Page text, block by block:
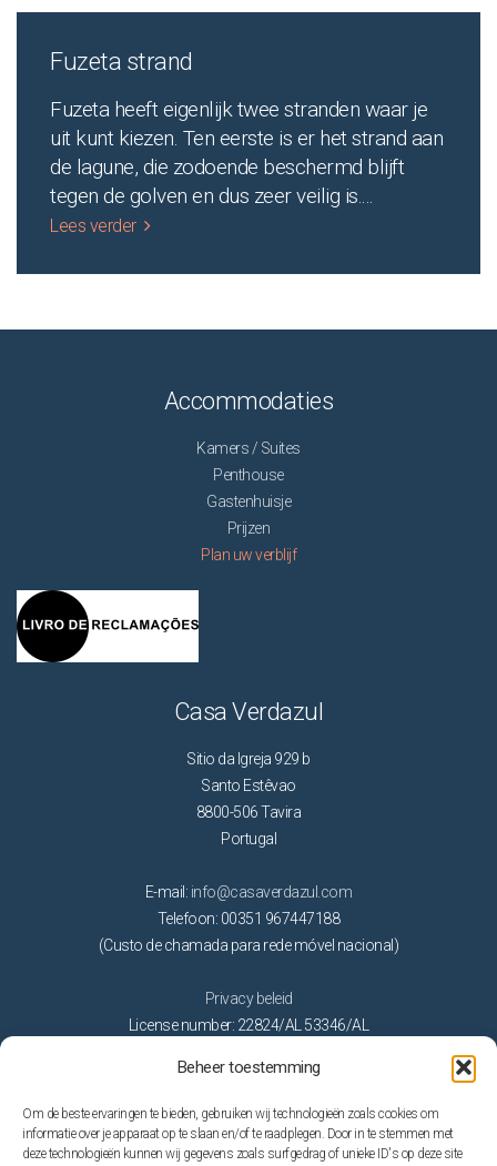
Beheer toestemming
Om de beste ervaringen te bieden, gebruiken wij technologieën zoals cookies om
informatie over je apparaat op te slaan en/of te raadplegen. Door in te stemmen met
deze technologieën kunnen wij gegevens zoals surfgedrag of unieke ID's op deze site
Fuzeta strand
Fuzeta heeft eigenlijk twee stranden waar je
uit kunt kiezen. Ten eerste is er het strand aan
de lagune, die zodoende beschermd blijft
tegen de golven en dus zeer veilig is.
Lees verder
Accommodaties
Kamers / Suites
Penthouse
Gastenhuisje
Prijzen
Plan uw verblijf
Casa Verdazul
Sitio da Igreja 929 b
Santo Estêvao
8800-506 Tavira
Portugal
E-mail: info@casaverdazul.com
Telefoon: 00351 967447188
(Custo de chamada para rede móvel nacional)
Privacy beleid
License number: 22824/AL 53346/AL
Golf
Natuur